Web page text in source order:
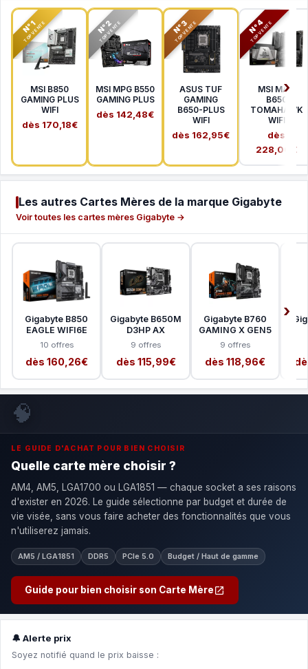
N°1
TOP VENTE
MSI B850
GAMING PLUS
WIFI
dès 170,18€
N°2
TOP VENTE
MSI MPG B550
GAMING PLUS
dès 142,48€
N°3
TOP VENTE
ASUS TUF
GAMING
B650-PLUS
WIFI
dès 162,95€
N°4
TOP VENTE
MSI MAG
B650
TOMAHAWK
WIFI
dès
228,00€
Les autres Cartes Mères de la marque Gigabyte
Voir toutes les cartes mères Gigabyte →
Gigabyte B850
EAGLE WIFI6E
10 offres
dès 160,26€
Gigabyte B650M
D3HP AX
9 offres
dès 115,99€
Gigabyte B760
GAMING X GEN5
9 offres
dès 118,96€
🧠
LE GUIDE D'ACHAT POUR BIEN CHOISIR
Quelle carte mère choisir ?
AM4, AM5, LGA1700 ou LGA1851 — chaque socket a ses raisons
d'exister en 2026. Le guide sélectionne par budget et durée de
vie visée, sans vous faire acheter des fonctionnalités que vous
n'utiliserez jamais.
AM5 / LGA1851 DDR5 PCIe 5.0 Budget / Haut de gamme
Guide pour bien choisir son Carte Mère
🔔 Alerte prix
Soyez notifié quand le prix baisse :